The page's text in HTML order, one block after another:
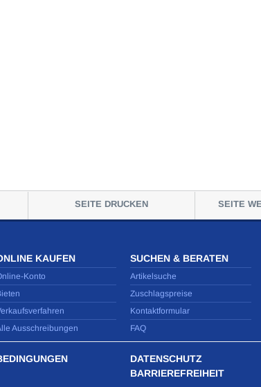
SEITE DRUCKEN SEITE
KAUFEN
Konto
Ausschreibungen
SUCHEN & BERATEN
Artikelsuche
Zuschlagspreise
Kontaktformular
FAQ
DATENSCHUTZ
BARRIEREFREIHEIT